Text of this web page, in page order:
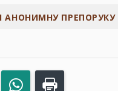
WhatsApp